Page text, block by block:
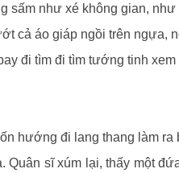
sấm như xé không gian,
cả áo giáp ngồi trên ngựa,
đi tìm đi tìm tướng tinh xem
hướng đi lang thang làm ra
Quân sĩ xúm lại, thấy một